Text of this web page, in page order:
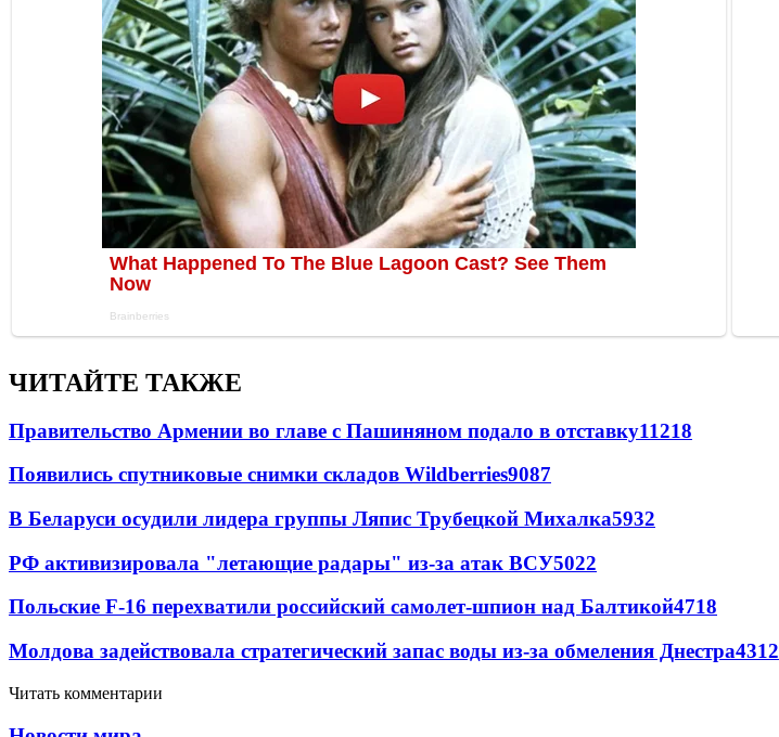
ЧИТАЙТЕ ТАКЖЕ
Правительство Армении во главе с Пашиняном подало в отставку11218
Появились спутниковые снимки складов Wildberries9087
В Беларуси осудили лидера группы Ляпис Трубецкой Михалка5932
РФ активизировала "летающие радары" из-за атак ВСУ5022
Польские F-16 перехватили российский самолет-шпион над Балтикой4718
Молдова задействовала стратегический запас воды из-за обмеления Днестра4312
Читать комментарии